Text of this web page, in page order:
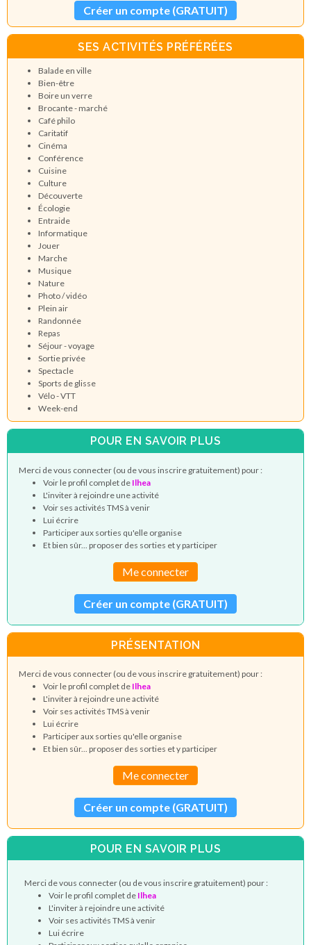
Créer un compte (GRATUIT)
SES ACTIVITÉS PRÉFÉRÉES
Balade en ville
Bien-être
Boire un verre
Brocante - marché
Café philo
Caritatif
Cinéma
Conférence
Cuisine
Culture
Découverte
Écologie
Entraide
Informatique
Jouer
Marche
Musique
Nature
Photo / vidéo
Plein air
Randonnée
Repas
Séjour - voyage
Sortie privée
Spectacle
Sports de glisse
Vélo - VTT
Week-end
POUR EN SAVOIR PLUS
Merci de vous connecter (ou de vous inscrire gratuitement) pour :
Voir le profil complet de Ilhea
L'inviter à rejoindre une activité
Voir ses activités TMS à venir
Lui écrire
Participer aux sorties qu'elle organise
Et bien sûr... proposer des sorties et y participer
Me connecter
Créer un compte (GRATUIT)
PRÉSENTATION
Merci de vous connecter (ou de vous inscrire gratuitement) pour :
Voir le profil complet de Ilhea
L'inviter à rejoindre une activité
Voir ses activités TMS à venir
Lui écrire
Participer aux sorties qu'elle organise
Et bien sûr... proposer des sorties et y participer
Me connecter
Créer un compte (GRATUIT)
POUR EN SAVOIR PLUS
Merci de vous connecter (ou de vous inscrire gratuitement) pour :
Voir le profil complet de Ilhea
L'inviter à rejoindre une activité
Voir ses activités TMS à venir
Lui écrire